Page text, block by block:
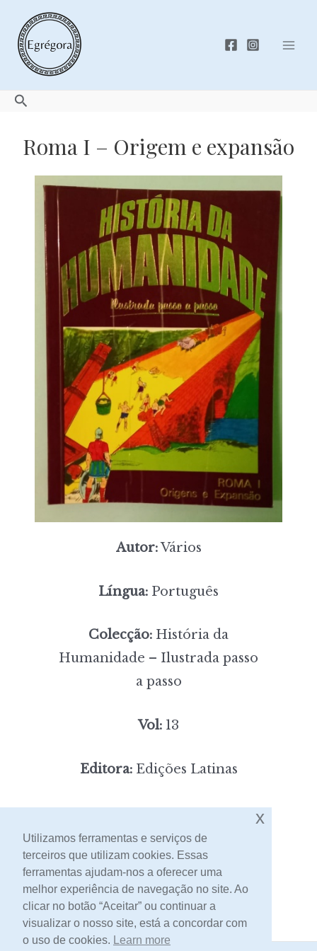
content
Search
Roma I – Origem e expansão
Autor:Vários
Língua: Português
Colecção: História da
Humanidade – Ilustrada passo
a passo
Vol: 13
Editora:Edições Latinas
[portes incluídos]
Contacto
Utilizamos ferramentas e serviços de
terceiros que utilizam cookies. Essas
ferramentas ajudam-nos a oferecer uma
melhor experiência de navegação no site. Ao
clicar no botão “Aceitar” ou continuar a
visualizar o nosso site, está a concordar com
o uso de cookies. Learn more
x